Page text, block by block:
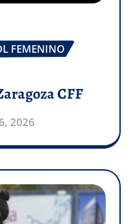
FEMENINO
CFF
2026